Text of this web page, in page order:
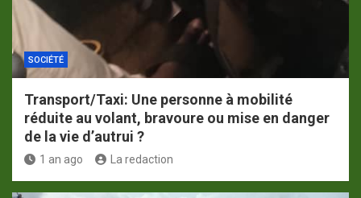
SOCIÉTÉ
Transport/Taxi: Une personne à mobilité
réduite au volant, bravoure ou mise en danger
de la vie d’autrui ?
1 an ago La redaction